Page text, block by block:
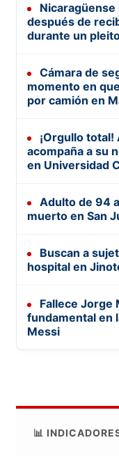
después de
durante un
Cámara de
momento en
por camión en
¡Orgullo
acompaña a su
en Universidad
Adulto de 94
muerto en San
Buscan a
hospital en
Fallece Jorge
fundamental en
Messi
📊